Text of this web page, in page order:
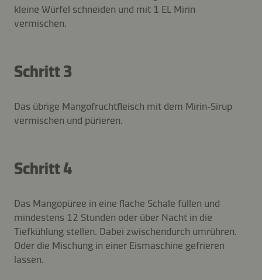
kleine Würfel schneiden und mit 1 EL Mirin
vermischen.
Schritt 3
Das übrige Mangofruchtfleisch mit dem Mirin-Sirup
vermischen und pürieren.
Schritt 4
Das Mangopüree in eine flache Schale füllen und
mindestens 12 Stunden oder über Nacht in die
Tiefkühlung stellen. Dabei zwischendurch umrühren.
Oder die Mischung in einer Eismaschine gefrieren
lassen.